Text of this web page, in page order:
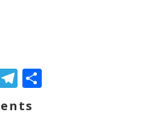
Telegram
Comparteix